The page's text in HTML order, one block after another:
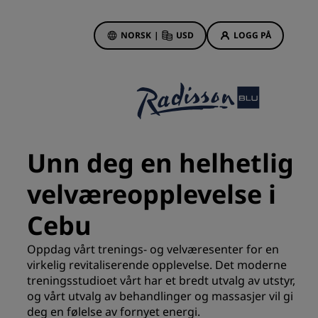
NORSK | USD LOGG PÅ
Hotelltilbud
Første gang er det ekstra
hyggelig
Deals of the Day
Se pakkene våre
Reiseideer
Familievennlige hoteller
Unn deg en helhetlig
velværeopplevelse i
Cebu
Oppdag vårt trenings- og velværesenter for en
virkelig revitaliserende opplevelse. Det moderne
treningsstudioet vårt har et bredt utvalg av utstyr,
og vårt utvalg av behandlinger og massasjer vil gi
deg en følelse av fornyet energi.